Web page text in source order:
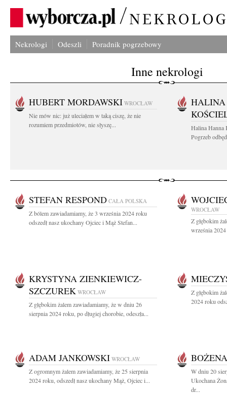
Nekrologi Odeszli Poradnik pogrzebowy
Inne nekrologi
HUBERT MORDAWSKI WROCŁAW
Nie mów nic: już uleciałem w taką ciszę, że nie
rozumiem przedmiotów, nie słyszę...
Halina Hanna
Pogrzeb
STEFAN RESPOND CAŁA POLSKA
Z bólem zawiadamiamy, że 3 września 2024 roku
odszedł nasz ukochany Ojciec i Mąż Stefan...
WROCŁAW
Z głębokim
września
KRYSTYNA ZIENKIEWICZ-
SZCZUREK WROCŁAW
Z głębokim żalem zawiadamiamy, że w dniu 26
sierpnia 2024 roku, po długiej chorobie, odeszła...
Z głębokim
2024 roku
ADAM JANKOWSKI WROCŁAW
Z ogromnym żalem zawiadamiamy, że 25 sierpnia
2024 roku, odszedł nasz ukochany Mąż, Ojciec i...
W dniu 20
Ukochana
dr...